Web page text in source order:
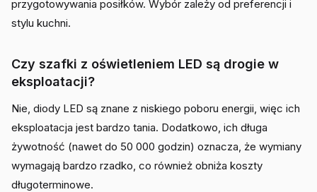
przygotowywania posiłków. Wybór zależy od preferencji i
stylu kuchni.
Czy szafki z oświetleniem LED są drogie w
eksploatacji?
Nie, diody LED są znane z niskiego poboru energii, więc ich
eksploatacja jest bardzo tania. Dodatkowo, ich długa
żywotność (nawet do 50 000 godzin) oznacza, że wymiany
wymagają bardzo rzadko, co również obniża koszty
długoterminowe.